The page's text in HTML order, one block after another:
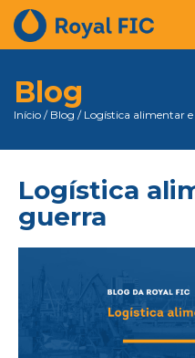
Blog
Início / Blog / Logística alimentar
Logística
guerra